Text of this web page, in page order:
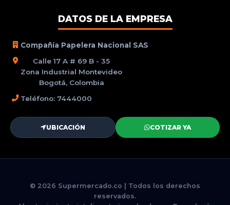
DATOS DE LA EMPRESA
Compañía Papelera Nacional SAS
Calle 17 A # 69 B - 35
Zona Industrial Montevideo
Bogotá, Colombia
Teléfono: 7444000
UBICACIÓN COTIZAR YA
© 2026 Supermercado.co | Todos los derechos
reservados.